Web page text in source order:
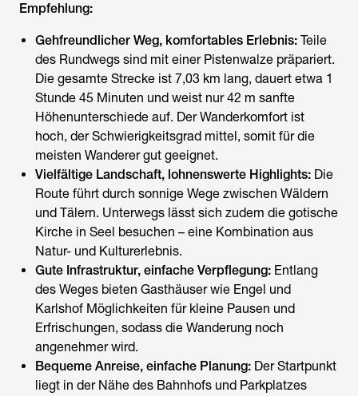
Empfehlung:
Gehfreundlicher Weg, komfortables Erlebnis: Teile
des Rundwegs sind mit einer Pistenwalze präpariert.
Die gesamte Strecke ist 7,03 km lang, dauert etwa 1
Stunde 45 Minuten und weist nur 42 m sanfte
Höhenunterschiede auf. Der Wanderkomfort ist
hoch, der Schwierigkeitsgrad mittel, somit für die
meisten Wanderer gut geeignet.
Vielfältige Landschaft, lohnenswerte Highlights: Die
Route führt durch sonnige Wege zwischen Wäldern
und Tälern. Unterwegs lässt sich zudem die gotische
Kirche in Seel besuchen – eine Kombination aus
Natur- und Kulturerlebnis.
Gute Infrastruktur, einfache Verpflegung: Entlang
des Weges bieten Gasthäuser wie Engel und
Karlshof Möglichkeiten für kleine Pausen und
Erfrischungen, sodass die Wanderung noch
angenehmer wird.
Bequeme Anreise, einfache Planung: Der Startpunkt
liegt in der Nähe des Bahnhofs und Parkplatzes